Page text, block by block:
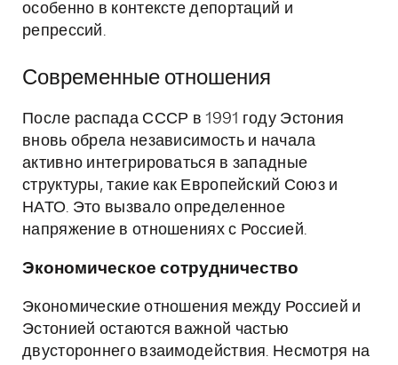
особенно в контексте депортаций и
репрессий.
Современные отношения
После распада СССР в 1991 году Эстония
вновь обрела независимость и начала
активно интегрироваться в западные
структуры, такие как Европейский Союз и
НАТО. Это вызвало определенное
напряжение в отношениях с Россией.
Экономическое сотрудничество
Экономические отношения между Россией и
Эстонией остаются важной частью
двустороннего взаимодействия. Несмотря на